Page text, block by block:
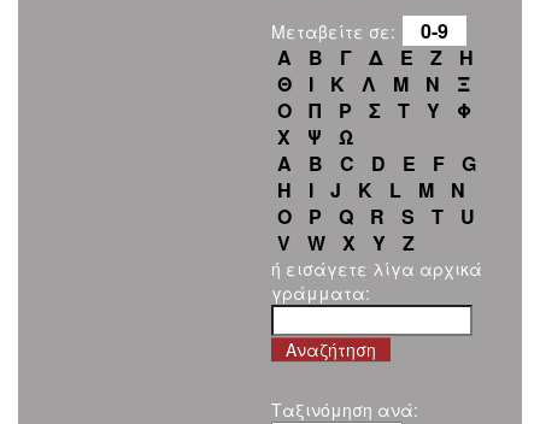
Μεταβείτε σε:
0-9
Α
Β Γ Δ Ε Ζ
Η
Θ
Ι Κ Λ Μ Ν
Ξ
Ο
Π Ρ Σ Τ Υ
Φ
Χ
Ψ
Ω
A
B C D E F
G
H
I J K L M
N
O
P Q R S T
U
V
W X Y Z
ή εισάγετε λίγα αρχικά
γράμματα:
Ταξινόμηση ανά: